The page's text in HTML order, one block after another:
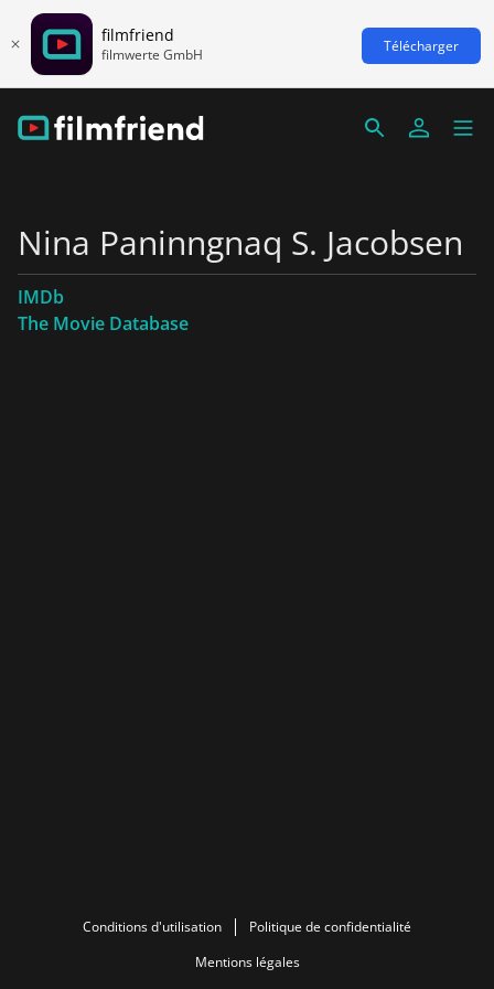
filmfriend
filmwerte GmbH Télécharger
Nina Paninngnaq S. Jacobsen
IMDb
The Movie Database
Conditions d'utilisation
Politique de confidentialité
Mentions légales